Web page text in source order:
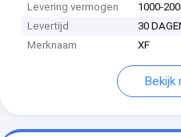
Levering vermogen
1000-
Levertijd
30
Merknaam
XF
Bekijk